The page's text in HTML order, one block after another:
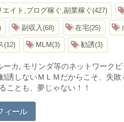
イト,ブログ稼ぐ,副業稼ぐ 427
副収入 68 在宅 25
12 MLM 3 勧誘 3
カ, モリンダ等のネットワーク
しないＭＬＭだからこそ、失
ことも、夢じゃない！！
ィール